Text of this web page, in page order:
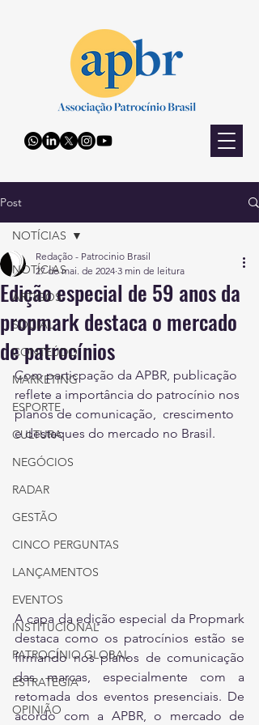
Post
NOTÍCIAS
ARTIGOS
SOCIAL
CONTEÚDO
MARKETING
ESPORTE
CULTURA
NEGÓCIOS
RADAR
GESTÃO
CINCO PERGUNTAS
LANÇAMENTOS
EVENTOS
INSTITUCIONAL
PATROCÍNIO GLOBAL
ESTRATÉGIA
OPINIÃO
NOTÍCIAS
Edição especial de 59 anos da
propmark destaca o mercado
de patrocínios
Redação - Patrocinio Brasil
27 de mai. de 2024 3 min de leitura
Com particpação da APBR, publicação
reflete a importância do patrocínio nos
planos de comunicação,  crescimento
e destaques do mercado no Brasil.
A capa da edição especial da Propmark
destaca como os patrocínios estão se
firmando nos planos de comunicação
das marcas, especialmente com a
retomada dos eventos presenciais. De
acordo com a APBR, o mercado de